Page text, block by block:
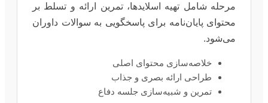
مرحله شامل تهیه اسلایدها، تمرین ارائه و تسلط بر
محتوای پایان‌نامه برای پاسخگویی به سوالات داوران
می‌شود.
خلاصه‌سازی محتوای اصلی
طراحی ارائه بصری و جذاب
تمرین و شبیه‌سازی جلسه دفاع